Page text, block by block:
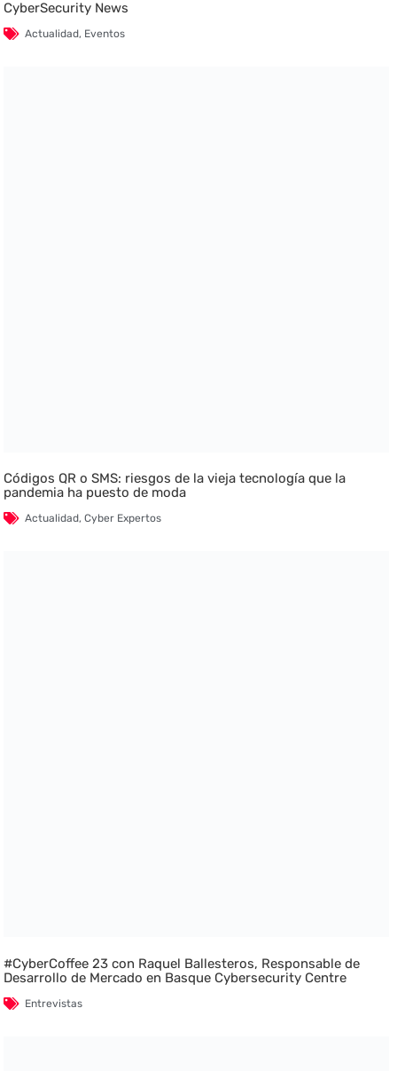
CyberSecurity News
Actualidad, Eventos
Códigos QR o SMS: riesgos de la vieja tecnología que la
pandemia ha puesto de moda
Actualidad,Cyber Expertos
#CyberCoffee 23 con Raquel Ballesteros, Responsable de
Desarrollo de Mercado en Basque Cybersecurity Centre
Entrevistas